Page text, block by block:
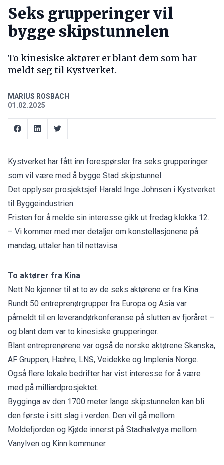
Seks grupperinger vil
bygge skipstunnelen
To kinesiske aktører er blant dem som har
meldt seg til Kystverket.
MARIUS ROSBACH
01.02.2025
Kystverket har fått inn forespørsler fra seks grupperinger
som vil være med å bygge Stad skipstunnel.
Det opplyser prosjektsjef Harald Inge Johnsen i Kystverket
til Byggeindustrien.
Fristen for å melde sin interesse gikk ut fredag klokka 12.
– Vi kommer med mer detaljer om konstellasjonene på
mandag, uttaler han til nettavisa.
To aktører fra Kina
Nett No kjenner til at to av de seks aktørene er fra Kina.
Rundt 50 entreprenørgrupper fra Europa og Asia var
påmeldt til en leverandørkonferanse på slutten av fjoråret –
og blant dem var to kinesiske grupperinger.
Blant entreprenørene var også de norske aktørene Skanska,
AF Gruppen, Hæhre, LNS, Veidekke og Implenia Norge.
Også flere lokale bedrifter har vist interesse for å være
med på milliardprosjektet.
Bygginga av den 1700 meter lange skipstunnelen kan bli
den første i sitt slag i verden. Den vil gå mellom
Moldefjorden og Kjøde innerst på Stadhalvøya mellom
Vanylven og Kinn kommuner.